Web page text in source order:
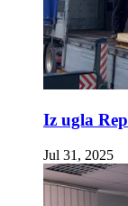
Iz ugla
Jul 31, 2025